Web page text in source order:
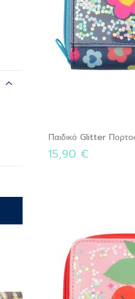
Παιδικό Glitter
15,90 €